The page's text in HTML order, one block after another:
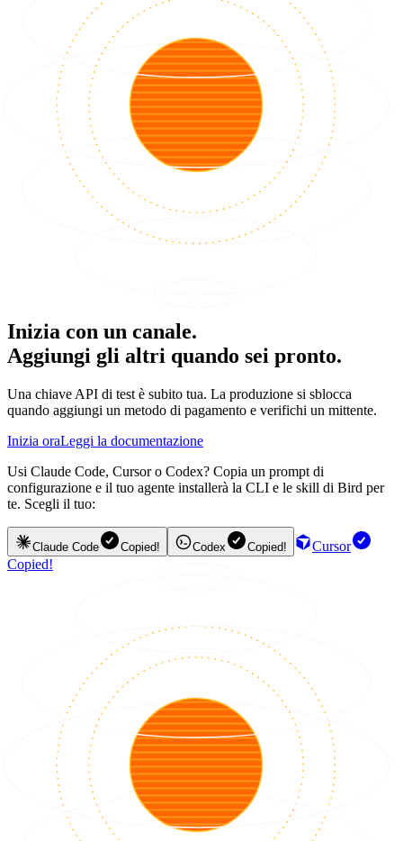
Inizia con un canale.
Aggiungi gli altri quando sei pronto.
Una chiave API di test è subito tua. La produzione si sblocca
quando aggiungi un metodo di pagamento e verifichi un mittente.
Inizia oraLeggi la documentazione
Usi Claude Code, Cursor o Codex? Copia un prompt di
configurazione e il tuo agente installerà la CLI e le skill di Bird per
te. Scegli il tuo:
Claude Code Copied! Codex Copied!
Cursor
Copied!